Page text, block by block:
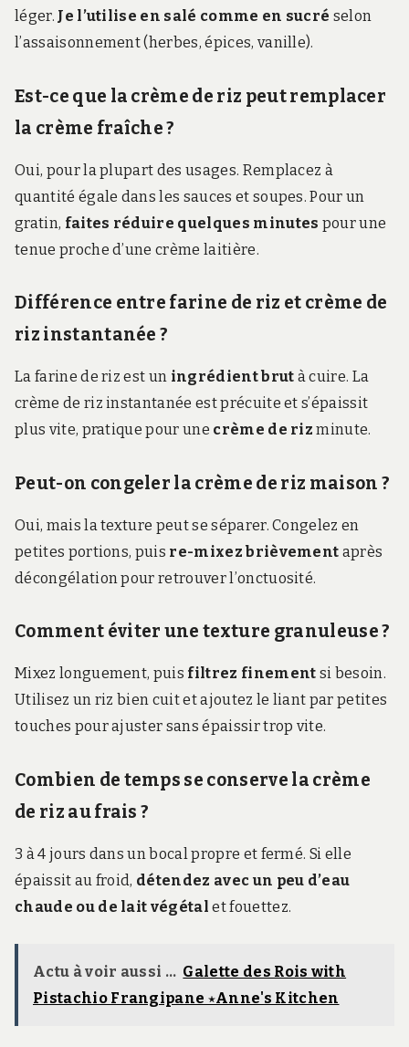
léger. Je l’utilise en salé comme en sucré selon
l’assaisonnement (herbes, épices, vanille).
Est-ce que la crème de riz peut remplacer
la crème fraîche ?
Oui, pour la plupart des usages. Remplacez à
quantité égale dans les sauces et soupes. Pour un
gratin, faites réduire quelques minutes pour une
tenue proche d’une crème laitière.
Différence entre farine de riz et crème de
riz instantanée ?
La farine de riz est un ingrédient brut à cuire. La
crème de riz instantanée est précuite et s’épaissit
plus vite, pratique pour une crème de riz minute.
Peut-on congeler la crème de riz maison ?
Oui, mais la texture peut se séparer. Congelez en
petites portions, puis re-mixez brièvement après
décongélation pour retrouver l’onctuosité.
Comment éviter une texture granuleuse ?
Mixez longuement, puis filtrez finement si besoin.
Utilisez un riz bien cuit et ajoutez le liant par petites
touches pour ajuster sans épaissir trop vite.
Combien de temps se conserve la crème
de riz au frais ?
3 à 4 jours dans un bocal propre et fermé. Si elle
épaissit au froid, détendez avec un peu d’eau
chaude ou de lait végétal et fouettez.
Actu à voir aussi ... Galette des Rois with
Pistachio Frangipane ⋆Anne's Kitchen